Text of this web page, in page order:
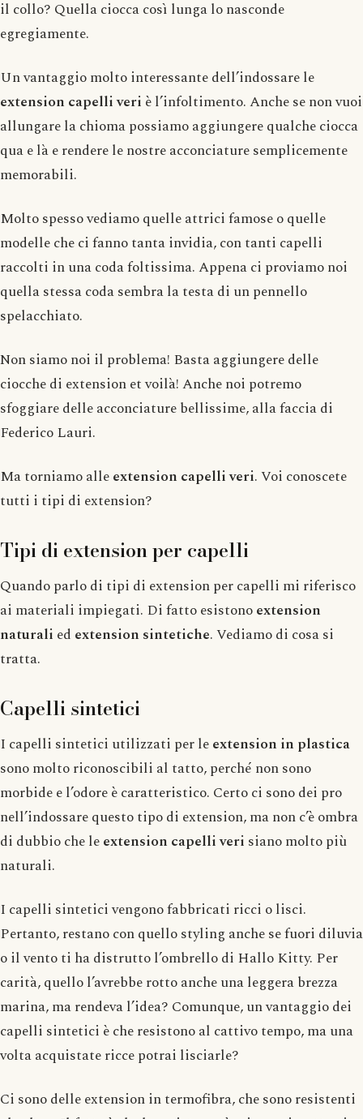
il collo? Quella ciocca così lunga lo nasconde
egregiamente.
Un vantaggio molto interessante dell’indossare le
extension capelli veri è l’infoltimento. Anche se non vuoi
allungare la chioma possiamo aggiungere qualche ciocca
qua e là e rendere le nostre acconciature semplicemente
memorabili.
Molto spesso vediamo quelle attrici famose o quelle
modelle che ci fanno tanta invidia, con tanti capelli
raccolti in una coda foltissima. Appena ci proviamo noi
quella stessa coda sembra la testa di un pennello
spelacchiato.
Non siamo noi il problema! Basta aggiungere delle
ciocche di extension et voilà! Anche noi potremo
sfoggiare delle acconciature bellissime, alla faccia di
Federico Lauri.
Ma torniamo alleextension capelli veri. Voi conoscete
tutti i tipi di extension?
Tipi di extension per capelli
Quando parlo di tipi di extension per capelli mi riferisco
ai materiali impiegati. Di fatto esistonoextension
naturali ed extension sintetiche. Vediamo di cosa si
tratta.
Capelli sintetici
I capelli sintetici utilizzati per leextension in plastica
sono molto riconoscibili al tatto, perché non sono
morbide e l’odore è caratteristico. Certo ci sono dei pro
nell’indossare questo tipo di extension, ma non c’è ombra
di dubbio che leextension capelli veri siano molto più
naturali.
I capelli sintetici vengono fabbricati ricci o lisci.
Pertanto, restano con quello styling anche se fuori diluvia
o il vento ti ha distrutto l’ombrello di Hallo Kitty. Per
carità, quello l’avrebbe rotto anche una leggera brezza
marina, ma rendeva l’idea? Comunque, un vantaggio dei
capelli sintetici è che resistono al cattivo tempo, ma una
volta acquistate ricce potrai lisciarle?
Ci sono delle extension in termofibra, che sono resistenti